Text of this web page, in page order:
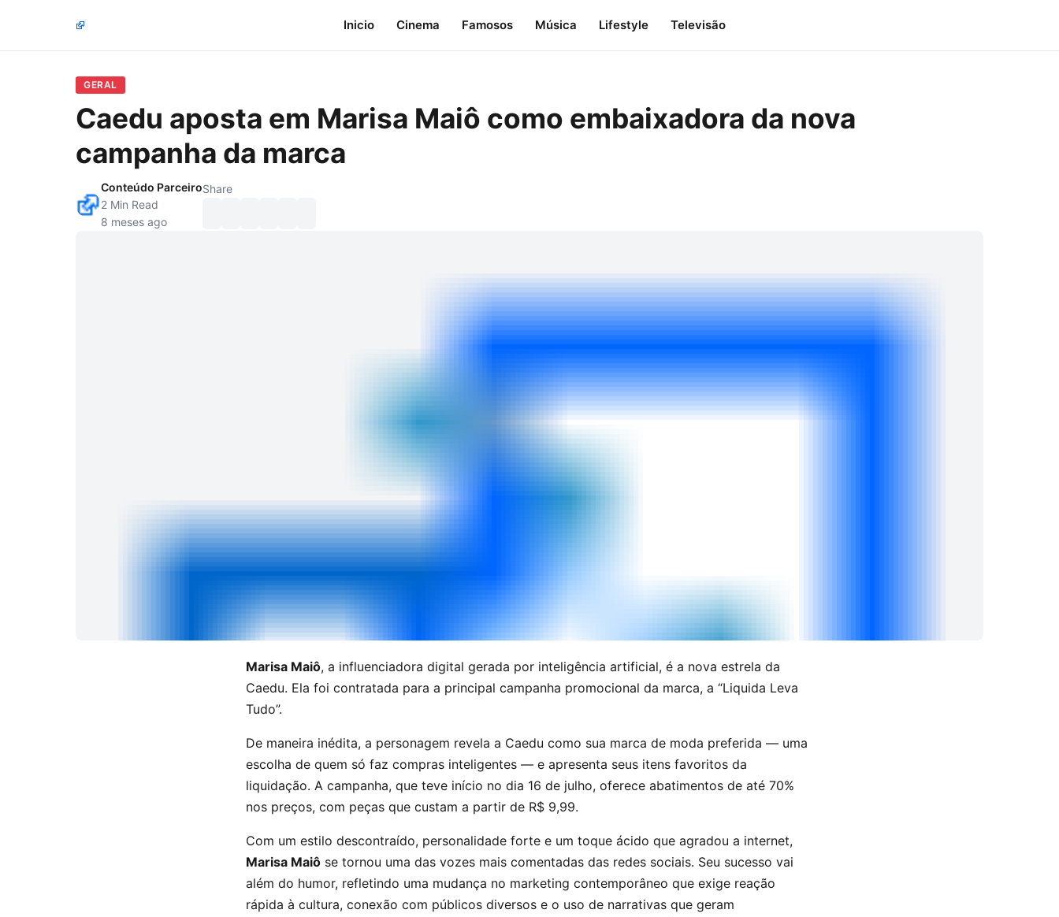
Inicio Cinema Famosos Música Lifestyle Televisão
GERAL
Caedu aposta em Marisa Maiô como embaixadora da nova
campanha da marca
Conteúdo Parceiro
2 Min Read
8 meses ago
Share
Marisa Maiô, a influenciadora digital gerada por inteligência artificial, é a nova estrela da
Caedu. Ela foi contratada para a principal campanha promocional da marca, a “Liquida Leva
Tudo”.
De maneira inédita, a personagem revela a Caedu como sua marca de moda preferida — uma
escolha de quem só faz compras inteligentes — e apresenta seus itens favoritos da
liquidação. A campanha, que teve início no dia 16 de julho, oferece abatimentos de até 70%
nos preços, com peças que custam a partir de R$ 9,99.
Com um estilo descontraído, personalidade forte e um toque ácido que agradou a internet,
Marisa Maiô se tornou uma das vozes mais comentadas das redes sociais. Seu sucesso vai
além do humor, refletindo uma mudança no marketing contemporâneo que exige reação
rápida à cultura, conexão com públicos diversos e o uso de narrativas que geram